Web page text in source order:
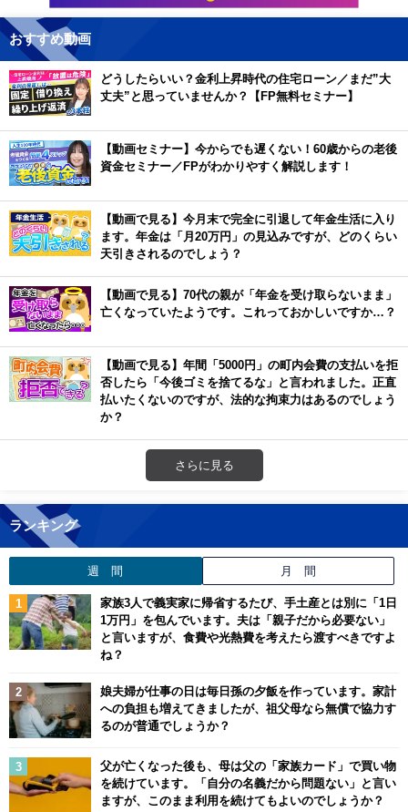
おすすめ動画
どうしたらいい？金利上昇時代の住宅ローン／まだ”大
丈夫”と思っていませんか？【FP無料セミナー】
【動画セミナー】今からでも遅くない！60歳からの老後
資金セミナー／FPがわかりやすく解説します！
【動画で見る】今月末で完全に引退して年金生活に入り
ます。年金は「月20万円」の見込みですが、どのくらい
天引きされるのでしょう？
【動画で見る】70代の親が「年金を受け取らないまま」
亡くなっていたようです。これっておかしいですか…？
【動画で見る】年間「5000円」の町内会費の支払いを拒
否したら「今後ゴミを捨てるな」と言われました。正直
払いたくないのですが、法的な拘束力はあるのでしょう
か？
さらに見る
ランキング
週 間 月 間
家族3人で義実家に帰省するたび、手土産とは別に「1日
1万円」を包んでいます。夫は「親子だから必要ない」
と言いますが、食費や光熱費を考えたら渡すべきですよ
ね？
娘夫婦が仕事の日は毎日孫の夕飯を作っています。家計
への負担も増えてきましたが、祖父母なら無償で協力す
るのが普通でしょうか？
父が亡くなった後も、母は父の「家族カード」で買い物
を続けています。「自分の名義だから問題ない」と言い
ますが、このまま利用を続けてもよいのでしょうか？